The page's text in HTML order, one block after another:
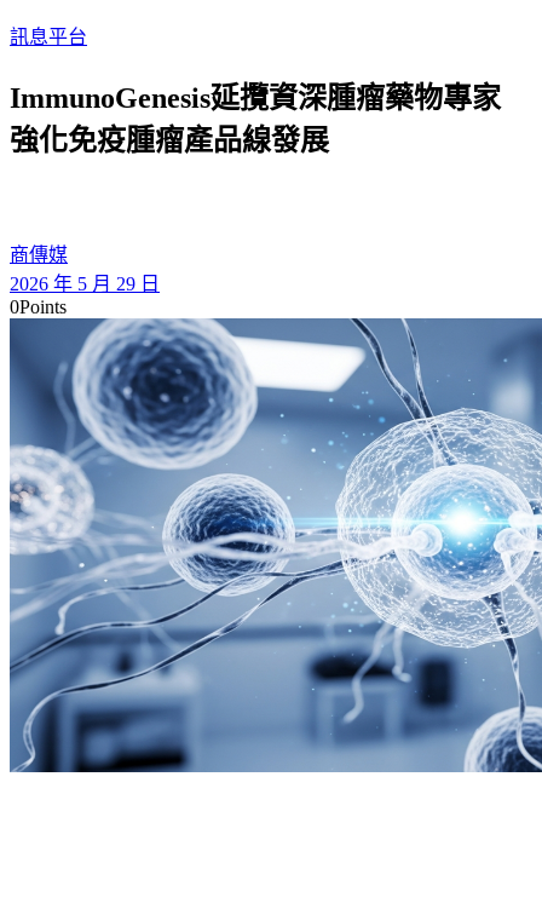
訊息平台
ImmunoGenesis延攬資深腫瘤藥物專家
強化免疫腫瘤產品線發展
商傳媒
2026 年 5 月 29 日
0Points